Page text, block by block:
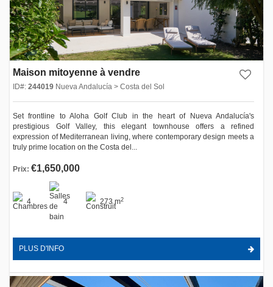
Maison mitoyenne à vendre
ID#: 244019 Nueva Andalucía > Costa del Sol
Set frontline to Aloha Golf Club in the heart of Nueva Andalucía's
prestigious Golf Valley, this elegant townhouse offers a refined
expression of Mediterranean living, where contemporary design meets a
truly prime location on the Costa del...
Prix: €1,650,000
4 4 273 m2
PLUS D'INFO